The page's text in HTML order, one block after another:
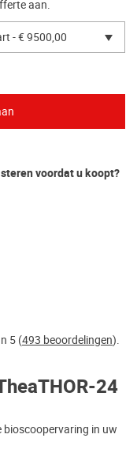
aan.
- € 9500,00
voordat u koopt?
5 (493 beoordelingen).
24
bioscoopervaring in uw